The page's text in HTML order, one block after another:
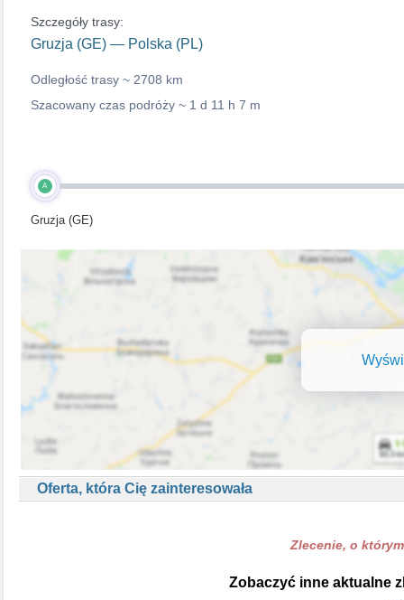
Szczegóły trasy:
Gruzja (GE) — Polska (PL)
Odległość trasy ~ 2708 km
Szacowany czas podróży ~ 1 d 11 h 7 m
A
Gruzja (GE)
Oferta, która Cię zainteresowała
Zlecenie, o
Zobaczyć inne aktualne